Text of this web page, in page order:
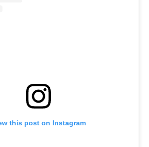
this post on Instagram